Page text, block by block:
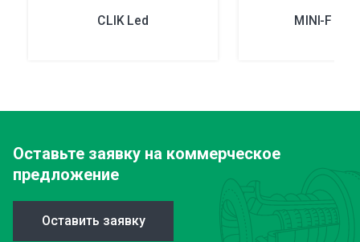
CLIK Led MINI-F Led
Оставьте заявку на коммерческое
предложение
Оставить заявку